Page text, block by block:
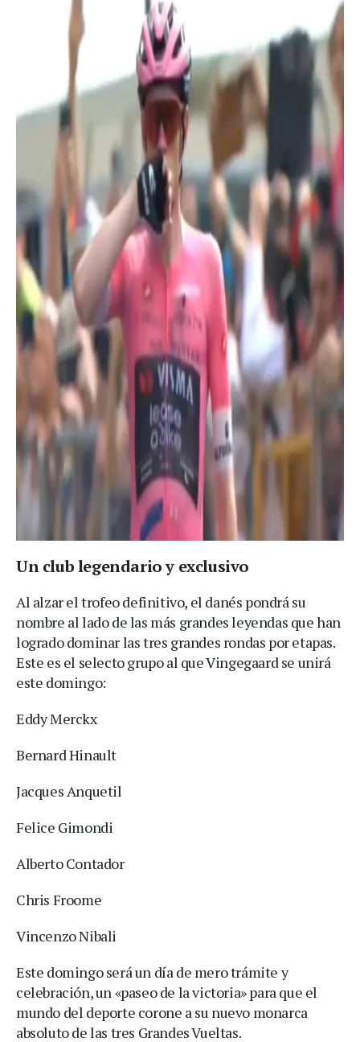
Un club legendario y exclusivo
Al alzar el trofeo definitivo, el danés pondrá su
nombre al lado de las más grandes leyendas que han
logrado dominar las tres grandes rondas por etapas.
Este es el selecto grupo al que Vingegaard se unirá
este domingo:
Eddy Merckx
Bernard Hinault
Jacques Anquetil
Felice Gimondi
Alberto Contador
Chris Froome
Vincenzo Nibali
Este domingo será un día de mero trámite y
celebración, un «paseo de la victoria» para que el
mundo del deporte corone a su nuevo monarca
absoluto de las tres Grandes Vueltas.